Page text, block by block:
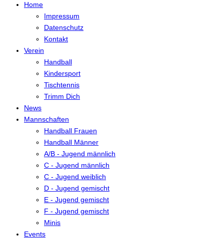
Home
Impressum
Datenschutz
Kontakt
Verein
Handball
Kindersport
Tischtennis
Trimm Dich
News
Mannschaften
Handball Frauen
Handball Männer
A/B - Jugend männlich
C - Jugend männlich
C - Jugend weiblich
D - Jugend gemischt
E - Jugend gemischt
F - Jugend gemischt
Minis
Events